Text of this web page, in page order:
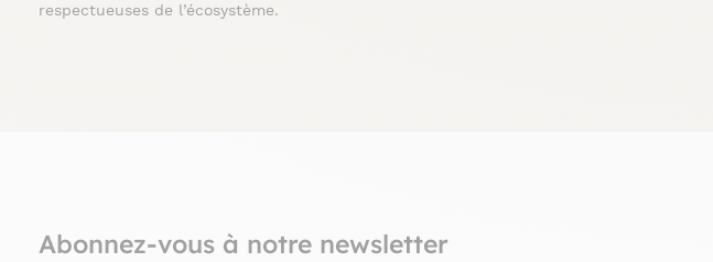
respectueuses de l’écosystème.
Abonnez-vous à notre newsletter